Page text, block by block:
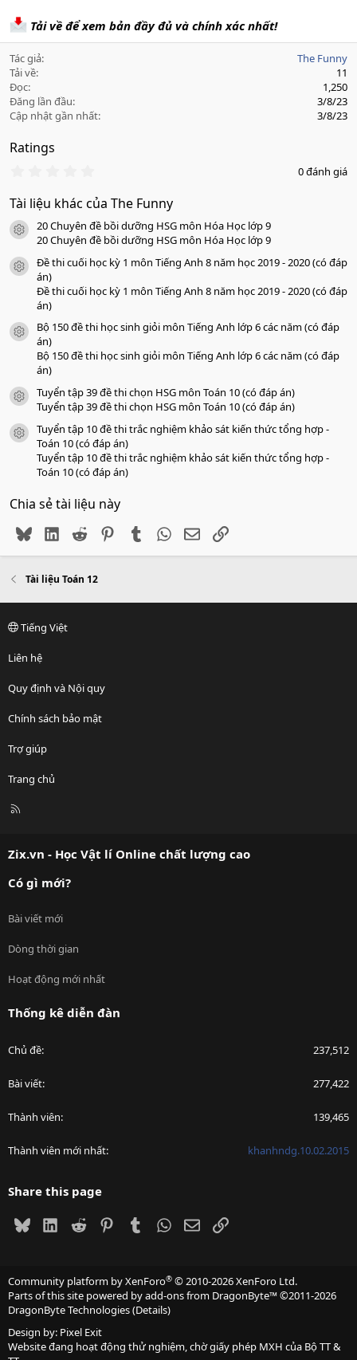
Tải về để xem bản đầy đủ và chính xác nhất!
Tác giả
The Funny
Tải về
11
Đọc
1,250
Đăng lần đầu
3/8/23
Cập nhật gần nhất
3/8/23
Ratings
0
0
s
a
o
0 đánh giá
Tài liệu khác của The Funny
icon tài liệu
20 Chuyên đề bồi dưỡng HSG môn Hóa Học lớp 9
20 Chuyên đề bồi dưỡng HSG môn Hóa Học lớp 9
icon tài liệu
Đề thi cuối học kỳ 1 môn Tiếng Anh 8 năm học 2019 - 2020 (có đáp
án)
Đề thi cuối học kỳ 1 môn Tiếng Anh 8 năm học 2019 - 2020 (có đáp
án)
icon tài liệu
Bộ 150 đề thi học sinh giỏi môn Tiếng Anh lớp 6 các năm (có đáp
án)
Bộ 150 đề thi học sinh giỏi môn Tiếng Anh lớp 6 các năm (có đáp
án)
icon tài liệu
Tuyển tập 39 đề thi chọn HSG môn Toán 10 (có đáp án)
Tuyển tập 39 đề thi chọn HSG môn Toán 10 (có đáp án)
icon tài liệu
Tuyển tập 10 đề thi trắc nghiệm khảo sát kiến thức tổng hợp -
Toán 10 (có đáp án)
Tuyển tập 10 đề thi trắc nghiệm khảo sát kiến thức tổng hợp -
Toán 10 (có đáp án)
Chia sẻ tài liệu này
BlueskyLinkedIn
Reddit PinterestTumblr WhatsApp
EmailLink
Tài liệu Toán 12
Tiếng Việt
Liên hệ
Quy định và Nội quy
Chính sách bảo mật
Trợ giúp
Trang chủ
R
Zix.vn - Học Vật lí Online chất lượng cao
Có gì mới?
Bài viết mới
Dòng thời gian
Hoạt động mới nhất
Thống kê diễn đàn
Chủ đề 237,512
Bài viết 277,422
Thành viên 139,465
Thành viên mới nhất khanhndg.10.02.2015
Share this page
BlueskyLinkedIn
Reddit PinterestTumblrWhatsApp
EmailLink
Community platform by XenForo® © 2010-2026 XenForo Ltd.
Parts of this site powered byadd-ons from DragonByte™©2011-2026
DragonByte Technologies(Details)
Design by: Pixel Exit
Website đang hoạt động thử nghiệm, chờ giấy phép MXH của Bộ TT &